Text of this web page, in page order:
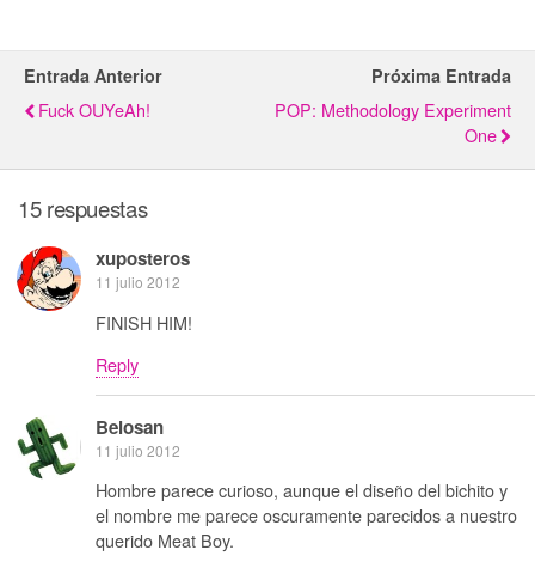
Entrada Anterior
Fuck OUYeAh!
Próxima Entrada
POP: Methodology Experiment
One
15 respuestas
xuposteros
11 julio 2012
FINISH HIM!
Reply
Belosan
11 julio 2012
Hombre parece curioso, aunque el diseño del bichito y
el nombre me parece oscuramente parecidos a nuestro
querido Meat Boy.